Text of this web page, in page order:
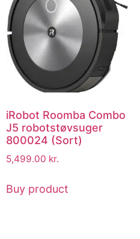
iRobot Roomba Combo
J5 robotstøvsuger
800024 (Sort)
5,499.00 kr.
Buy product